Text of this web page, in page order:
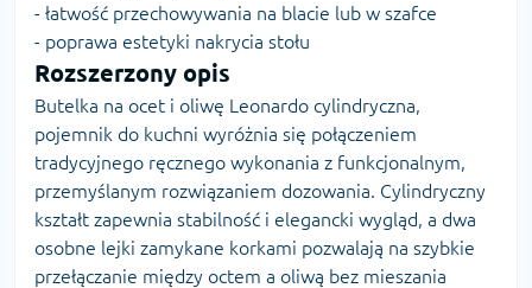
- łatwość przechowywania na blacie lub w szafce
- poprawa estetyki nakrycia stołu
Rozszerzony opis
Butelka na ocet i oliwę Leonardo cylindryczna,
pojemnik do kuchni wyróżnia się połączeniem
tradycyjnego ręcznego wykonania z funkcjonalnym,
przemyślanym rozwiązaniem dozowania. Cylindryczny
kształt zapewnia stabilność i elegancki wygląd, a dwa
osobne lejki zamykane korkami pozwalają na szybkie
przełączanie między octem a oliwą bez mieszania